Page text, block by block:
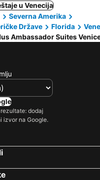
u Venecija
Severna Amerika
Države
Florida
Ambassador Suites
dodaj
izvor na Google.